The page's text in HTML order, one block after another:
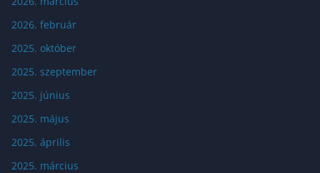
2026. február
2025. október
2025. szeptember
2025. június
2025. május
2025. április
2025. március